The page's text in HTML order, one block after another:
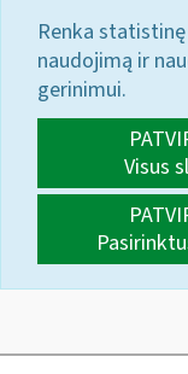
Renka
naudojimą ir
gerinimui.
Visus